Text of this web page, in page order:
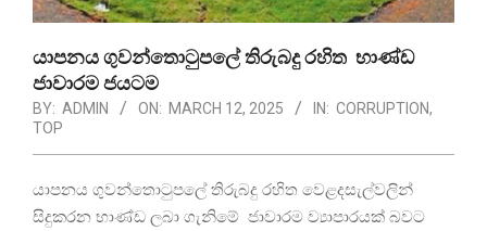
යාපනය ගුවන්තොටුපලේ තිරුබදු රහිත භාණ්ඩ
ජාවාරම ජයටම
BY: ADMIN ON: MARCH 12, 2025 IN: CORRUPTION,
TOP
යාපනය ගුවන්තොටුපලේ තිරුබදු රහිත වෙළදසැල්වලින්
සිදුකරන භාණ්ඩ ලබා ගැනිමේ ජාවාරම ව්‍යාපාරයක් බවට